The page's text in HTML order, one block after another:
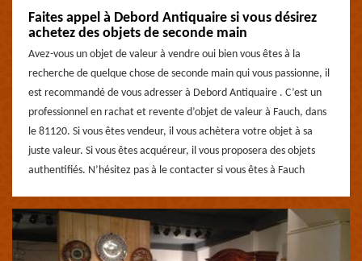
Faites appel à Debord Antiquaire si vous désirez
achetez des objets de seconde main
Avez-vous un objet de valeur à vendre oui bien vous êtes à la
recherche de quelque chose de seconde main qui vous passionne, il
est recommandé de vous adresser à Debord Antiquaire . C’est un
professionnel en rachat et revente d’objet de valeur à Fauch, dans
le 81120. Si vous êtes vendeur, il vous achètera votre objet à sa
juste valeur. Si vous êtes acquéreur, il vous proposera des objets
authentifiés. N’hésitez pas à le contacter si vous êtes à Fauch